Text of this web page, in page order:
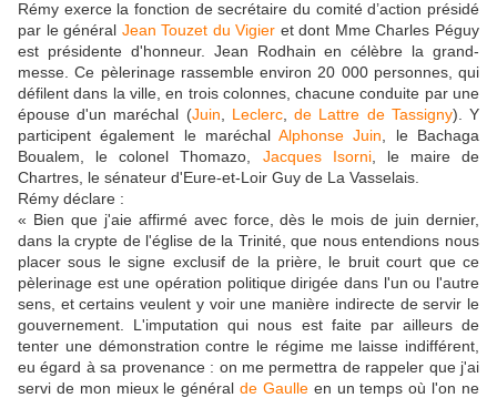
Rémy exerce la fonction de secrétaire du comité d’action présidé
par le général Jean Touzet du Vigier et dont Mme Charles Péguy
est présidente d'honneur. Jean Rodhain en célèbre la grand-
messe. Ce pèlerinage rassemble environ 20 000 personnes, qui
défilent dans la ville, en trois colonnes, chacune conduite par une
épouse d'un maréchal (Juin Leclerc,de Lattre de Tassigny). Y
participent également le maréchalAlphonse Juin , le Bachaga
Boualem, le colonel Thomazo, Jacques Isorni, le maire de
Chartres, le sénateur d'Eure-et-Loir Guy de La Vasselais.
Rémy déclare :
« Bien que j'aie affirmé avec force, dès le mois de juin dernier,
dans la crypte de l'église de la Trinité, que nous entendions nous
placer sous le signe exclusif de la prière, le bruit court que ce
pèlerinage est une opération politique dirigée dans l'un ou l'autre
sens, et certains veulent y voir une manière indirecte de servir le
gouvernement. L'imputation qui nous est faite par ailleurs de
tenter une démonstration contre le régime me laisse indifférent,
eu égard à sa provenance : on me permettra de rappeler que j'ai
servi de mon mieux le généralde Gaulleen un temps où l'on ne